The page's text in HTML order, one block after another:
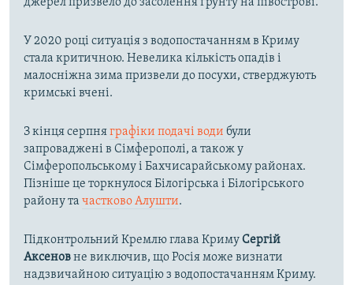
У 2020 році ситуація з водопостачанням в Криму
стала критичною. Невелика кількість опадів і
малосніжна зима призвели до посухи, стверджують
кримські вчені.
З кінця серпняграфіки подачі води були
запроваджені в Сімферополі, а також у
Сімферопольському і Бахчисарайському районах.
Пізніше це торкнулося Білогірська і Білогірського
району та частково Алушти.
Підконтрольний Кремлю глава КримуСергій
Аксеновне виключив, що Росія може визнати
надзвичайною ситуацію з водопостачанням Криму.